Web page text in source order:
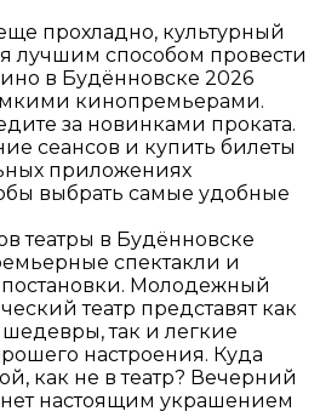
прохладно, культурный
лучшим способом провести
в Будённовске 2026
кинопремьерами.
за новинками проката.
сеансов и купить билеты
приложениях
выбрать самые удобные
театры в Будённовске
спектакли и
Молодежный
театр представят как
так и легкие
настроения. Куда
как не в театр? Вечерний
настоящим украшением